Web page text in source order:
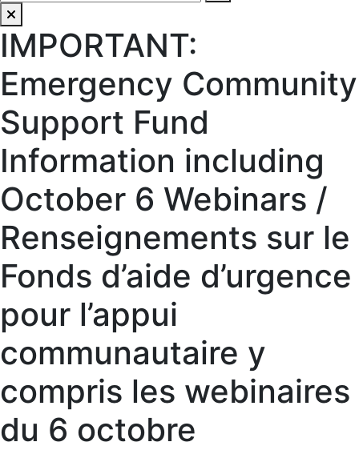
IMPORTANT:
Emergency Community
Support Fund
Information including
October 6 Webinars /
Renseignements sur le
Fonds d’aide d’urgence
pour l’appui
communautaire y
compris les webinaires
du 6 octobre